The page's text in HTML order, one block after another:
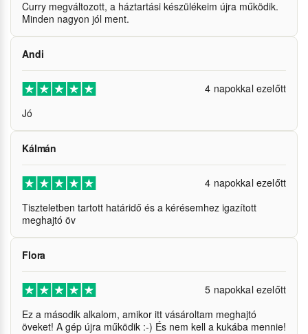
Curry megváltozott, a háztartási készülékeim újra működik.
Minden nagyon jól ment.
Andi
4 napokkal ezelőtt
Jó
Kálmán
4 napokkal ezelőtt
Tiszteletben tartott határidő és a kérésemhez igazított
meghajtó öv
Flora
5 napokkal ezelőtt
Ez a második alkalom, amikor itt vásároltam meghajtó
öveket! A gép újra működik :-) És nem kell a kukába mennie!